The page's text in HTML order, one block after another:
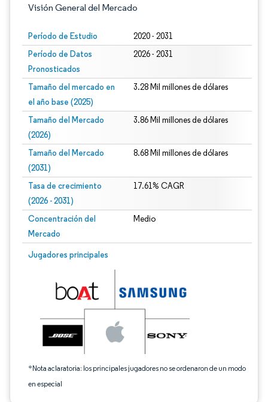
Visión General del Mercado
Período de Estudio 2020 - 2031
Período de Datos
Pronosticados
2026 - 2031
Tamaño del mercado en
el año base (2025)
3.28 Mil millones de dólares
Tamaño del Mercado
(2026)
3.86 Mil millones de dólares
Tamaño del Mercado
(2031)
8.68 Mil millones de dólares
Tasa de crecimiento
(2026 - 2031)
17.61% CAGR
Concentración del
Mercado
Medio
Jugadores principales
*Nota aclaratoria: los principales jugadores no se ordenaron de un modo
en especial
Imagen © Mordor Intelligence. El uso requiere atribución según CC BY 4.0.